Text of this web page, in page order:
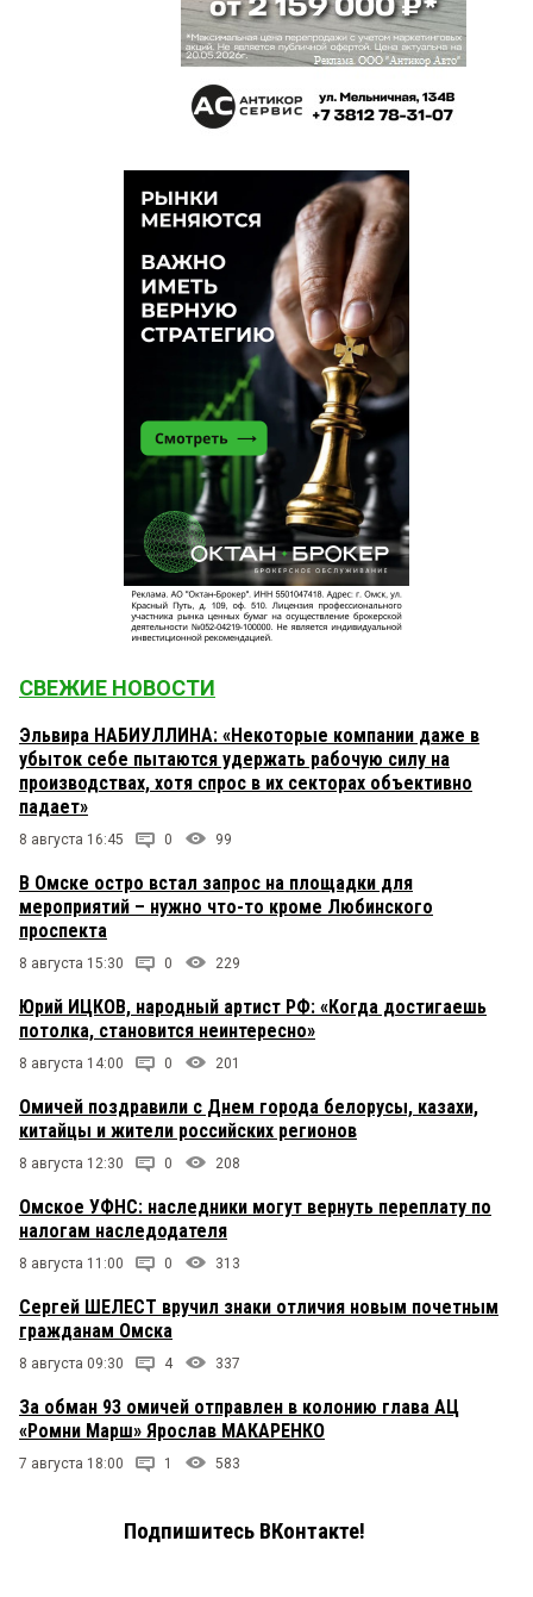
СВЕЖИЕ НОВОСТИ
Эльвира НАБИУЛЛИНА: «Некоторые компании даже в
убыток себе пытаются удержать рабочую силу на
производствах, хотя спрос в их секторах объективно
падает»
8 августа 16:45 0 99
В Омске остро встал запрос на площадки для
мероприятий – нужно что-то кроме Любинского
проспекта
8 августа 15:30 0 229
Юрий ИЦКОВ, народный артист РФ: «Когда достигаешь
потолка, становится неинтересно»
8 августа 14:00 0 201
Омичей поздравили с Днем города белорусы, казахи,
китайцы и жители российских регионов
8 августа 12:30 0 208
Омское УФНС: наследники могут вернуть переплату по
налогам наследодателя
8 августа 11:00 0 313
Сергей ШЕЛЕСТ вручил знаки отличия новым почетным
гражданам Омска
8 августа 09:30 4 337
За обман 93 омичей отправлен в колонию глава АЦ
«Ромни Марш» Ярослав МАКАРЕНКО
7 августа 18:00 1 583
Подпишитесь ВКонтакте!